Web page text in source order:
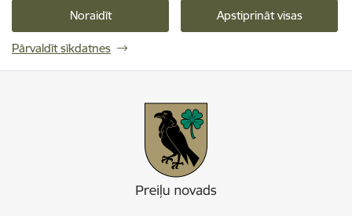
Noraidīt Apstiprināt visas
Pārvaldīt sīkdatnes